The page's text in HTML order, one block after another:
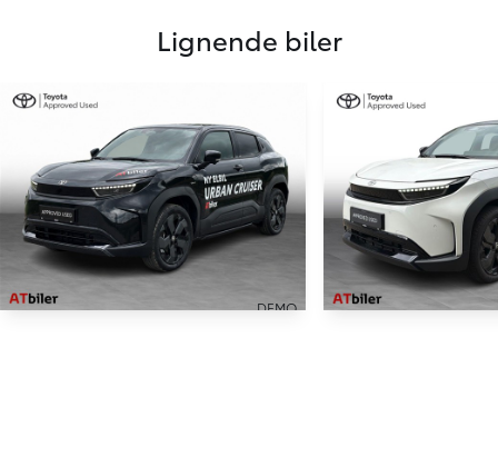
Lignende biler
DEMO